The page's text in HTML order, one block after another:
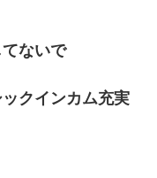
ないで
クインカム充実